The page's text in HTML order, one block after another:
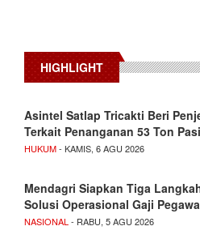
HIGHLIGHT
Asintel Satlap Tricakti Beri
Terkait Penanganan 53 Ton
HUKUM- KAMIS, 6 AGU 2026
Mendagri Siapkan Tiga
Solusi Operasional Gaji
NASIONAL - RABU, 5 AGU 2026